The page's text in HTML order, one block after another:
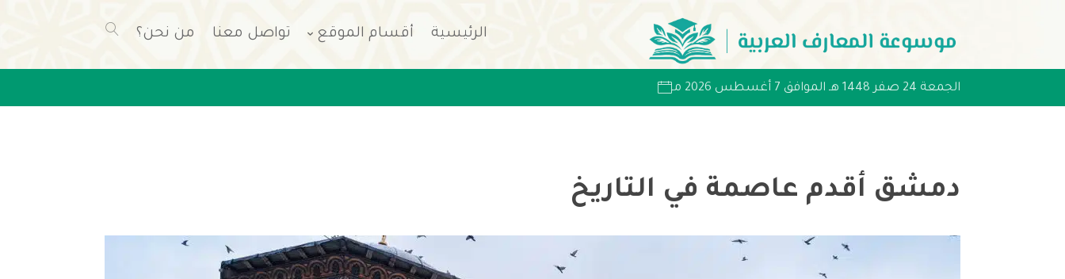
الرئيسية أقسام الموقع تواصل معنا من نحن؟
الجمعة 24 صفر 1448 هـ الموافق 7 أغسطس 2026 مـ
دمشق أقدم عاصمة في التاريخ